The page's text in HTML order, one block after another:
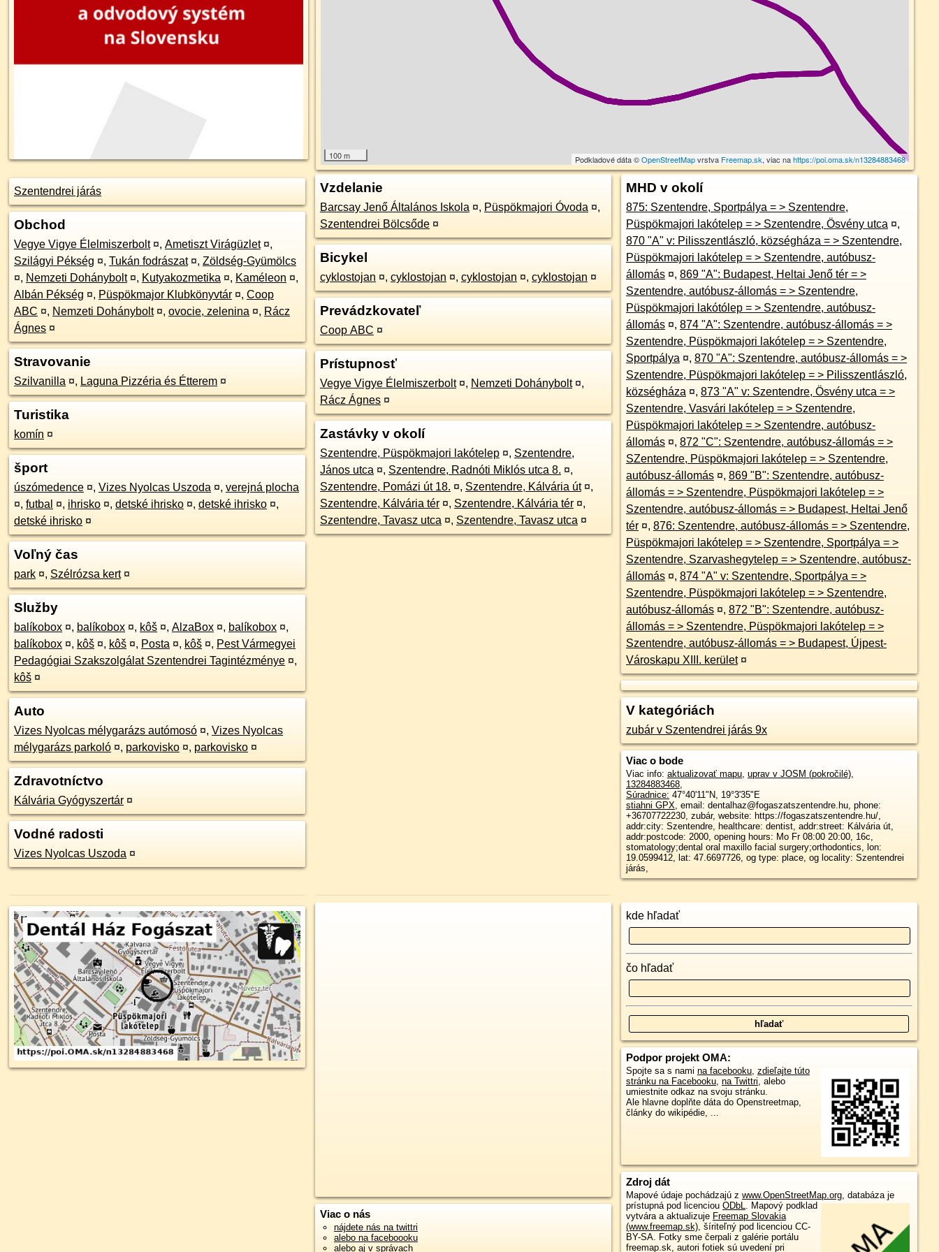
100 m Podkladové dáta ©OpenStreetMapvrstva Freemap.sk, viac nahttps://poi.oma.sk/n13284883468
Szentendrei járás
Obchod
Vegye Vigye Élelmiszerbolt ¤, Ametiszt Virágüzlet ¤,
Szilágyi Pékség ¤, Tukán fodrászat ¤, Zöldség-Gyümölcs
¤, Nemzeti Dohánybolt ¤, Kutyakozmetika ¤, Kaméleon ¤,
Albán Pékség ¤, Püspökmajor Klubkönyvtár ¤, Coop
ABC ¤, Nemzeti Dohánybolt ¤, ovocie, zelenina ¤, Rácz
Ágnes ¤
Stravovanie
Szilvanilla ¤, Laguna Pizzéria és Étterem ¤
Turistika
komín ¤
šport
úszómedence ¤, Vizes Nyolcas Uszoda ¤, verejná plocha
¤, futbal ¤, ihrisko ¤, detské ihrisko ¤, detské ihrisko ¤,
detské ihrisko ¤
Voľný čas
park ¤, Szélrózsa kert ¤
Služby
balíkobox ¤, balíkobox ¤, kôš ¤, AlzaBox ¤, balíkobox ¤,
balíkobox ¤, kôš ¤, kôš ¤, Posta ¤, kôš ¤, Pest Vármegyei
Pedagógiai Szakszolgálat Szentendrei Tagintézménye ¤,
kôš ¤
Auto
Vizes Nyolcas mélygarázs autómosó ¤, Vizes Nyolcas
mélygarázs parkoló ¤, parkovisko ¤, parkovisko ¤
Zdravotníctvo
Kálvária Gyógyszertár ¤
Vodné radosti
Vizes Nyolcas Uszoda ¤
Vzdelanie
Barcsay Jenő Általános Iskola ¤, Püspökmajori Óvoda ¤,
Szentendrei Bölcsőde ¤
Bicykel
cyklostojan ¤, cyklostojan ¤, cyklostojan ¤, cyklostojan ¤
Prevádzkovateľ
Coop ABC ¤
Prístupnosť
Vegye Vigye Élelmiszerbolt ¤, Nemzeti Dohánybolt ¤,
Rácz Ágnes ¤
Zastávky v okolí
Szentendre, Püspökmajori lakótelep ¤, Szentendre,
János utca ¤, Szentendre, Radnóti Miklós utca 8. ¤,
Szentendre, Pomázi út 18. ¤, Szentendre, Kálvária út ¤,
Szentendre, Kálvária tér ¤, Szentendre, Kálvária tér ¤,
Szentendre, Tavasz utca ¤, Szentendre, Tavasz utca ¤
MHD v okolí
875: Szentendre, Sportpálya = > Szentendre,
Püspökmajori lakótelep = > Szentendre, Ösvény utca ¤,
870 "A" v: Pilisszentlászló, községháza = > Szentendre,
Püspökmajori lakótelep = > Szentendre, autóbusz-
állomás ¤, 869 "A": Budapest, Heltai Jenő tér = >
Szentendre, autóbusz-állomás = > Szentendre,
Püspökmajori lakótólep = > Szentendre, autóbusz-
állomás ¤, 874 "A": Szentendre, autóbusz-állomás = >
Szentendre, Püspökmajori lakótelep = > Szentendre,
Sportpálya ¤, 870 "A": Szentendre, autóbusz-állomás = >
Szentendre, Püspökmajori lakótelep = > Pilisszentlászló,
községháza ¤, 873 "A" v: Szentendre, Ösvény utca = >
Szentendre, Vasvári lakótelep = > Szentendre,
Püspökmajori lakótelep = > Szentendre, autóbusz-
állomás ¤, 872 "C": Szentendre, autóbusz-állomás = >
SZentendre, Püspökmajori lakótelep = > Szentendre,
autóbusz-állomás ¤, 869 "B": Szentendre, autóbusz-
állomás = > Szentendre, Püspökmajori lakótelep = >
Szentendre, autóbusz-állomás = > Budapest, Heltai Jenő
tér ¤, 876: Szentendre, autóbusz-állomás = > Szentendre,
Püspökmajori lakótelep = > Szentendre, Sportpálya = >
Szentendre, Szarvashegytelep = > Szentendre, autóbusz-
állomás ¤, 874 "A" v: Szentendre, Sportpálya = >
Szentendre, Püspökmajori lakótelep = > Szentendre,
autóbusz-állomás ¤, 872 "B": Szentendre, autóbusz-
állomás = > Szentendre, Püspökmajori lakótelep = >
Szentendre, autóbusz-állomás = > Budapest, Újpest-
Városkapu XIII. kerület ¤
V kategóriách
zubár v Szentendrei járás 9x
Viac o bode
Viac info: aktualizovať mapu, uprav v JOSM (pokročilé),
13284883468,
Súradnice: 47°40'11"N, 19°3'35"E
stiahni GPX, email: dentalhaz@fogaszatszentendre.hu, phone:
+36707722230, zubár, website: https://fogaszatszentendre.hu/,
addr:city: Szentendre, healthcare: dentist, addr:street: Kálvária út,
addr:postcode: 2000, opening hours: Mo Fr 08:00 20:00, 16c,
stomatology;dental oral maxillo facial surgery;orthodontics, lon:
19.0599412, lat: 47.6697726, og type: place, og locality: Szentendrei
járás,
Viac o nás
nájdete nás na twittri
alebo na faceboooku
alebo aj v správach
kde hľadať
čo hľadať
Podpor projekt OMA:
Spojte sa s nami na facebooku, zdieľajte túto
stránku na Facebooku, na Twittri, alebo
umiestnite odkaz na svoju stránku.
Ale hlavne doplňte dáta do Openstreetmap,
články do wikipédie, ...
Zdroj dát
Mapové údaje pochádzajú z www.OpenStreetMap.org, databáza je
prístupná pod licenciou ODbL. Mapový podklad
vytvára a aktualizuje Freemap Slovakia
(www.freemap.sk), šíriteľný pod licenciou CC-
BY-SA. Fotky sme čerpali z galérie portálu
freemap.sk, autori fotiek sú uvedení pri